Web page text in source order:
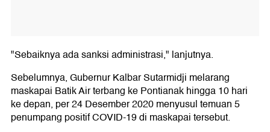
"Sebaiknya ada sanksi administrasi," lanjutnya.
Sebelumnya, Gubernur Kalbar Sutarmidji melarang
maskapai Batik Air terbang ke Pontianak hingga 10 hari
ke depan, per 24 Desember 2020 menyusul temuan 5
penumpang positif COVID-19 di maskapai tersebut.